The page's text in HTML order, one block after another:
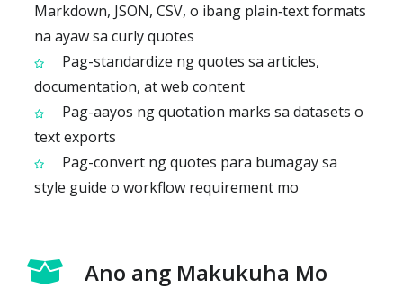
Markdown, JSON, CSV, o ibang plain‑text formats
na ayaw sa curly quotes
Pag-standardize ng quotes sa articles,
documentation, at web content
Pag-aayos ng quotation marks sa datasets o
text exports
Pag-convert ng quotes para bumagay sa
style guide o workflow requirement mo
Ano ang Makukuha Mo